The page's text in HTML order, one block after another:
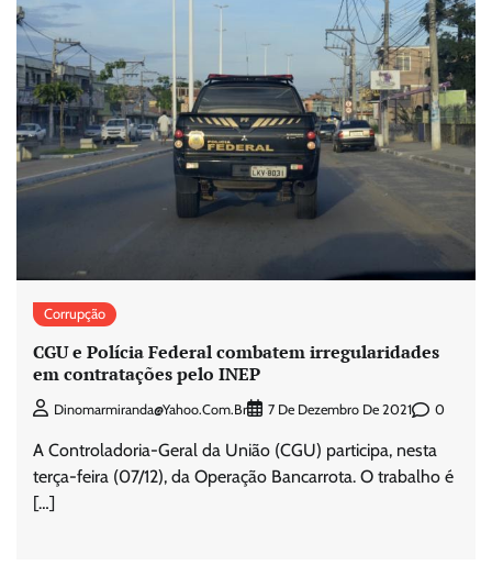
Corrupção
CGU e Polícia Federal combatem irregularidades
em contratações pelo INEP
Dinomarmiranda@yahoo.com.br 7 De Dezembro De 2021 0
A Controladoria-Geral da União (CGU) participa, nesta
terça-feira (07/12), da Operação Bancarrota. O trabalho é
[…]